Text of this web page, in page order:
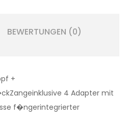
BEWERTUNGEN (0)
+
4 Adapter mit
f�ngerintegrierter